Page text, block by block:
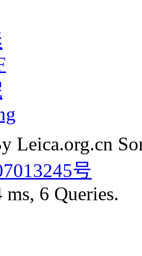
Leica.org.cn
号
6 Queries.